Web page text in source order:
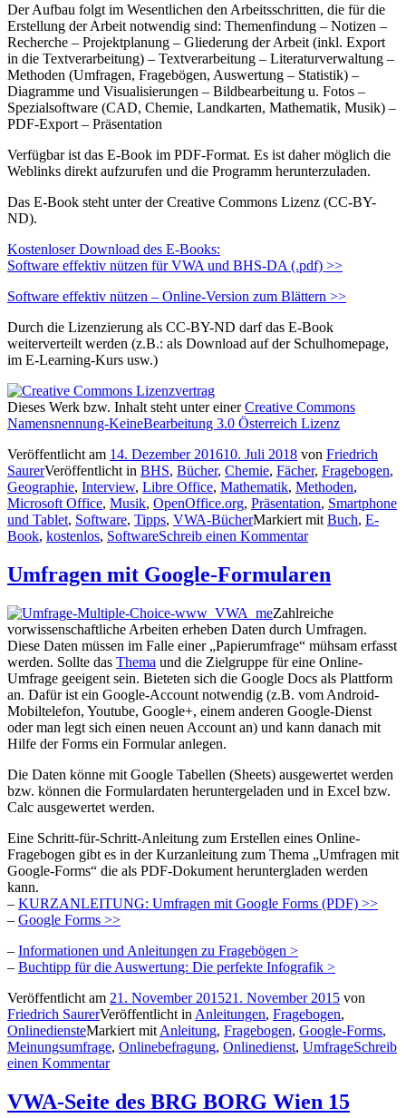
Der Aufbau folgt im Wesentlichen den Arbeitsschritten, die für die
Erstellung der Arbeit notwendig sind: Themenfindung – Notizen –
Recherche – Projektplanung – Gliederung der Arbeit (inkl. Export
in die Textverarbeitung) – Textverarbeitung – Literaturverwaltung –
Methoden (Umfragen, Fragebögen, Auswertung – Statistik) –
Diagramme und Visualisierungen – Bildbearbeitung u. Fotos –
Spezialsoftware (CAD, Chemie, Landkarten, Mathematik, Musik) –
PDF-Export – Präsentation
Verfügbar ist das E-Book im PDF-Format. Es ist daher möglich die
Weblinks direkt aufzurufen und die Programm herunterzuladen.
Das E-Book steht unter der Creative Commons Lizenz (CC-BY-
ND).
Kostenloser Download des E-Books:
Software effektiv nützen für VWA und BHS-DA (.pdf) >>
Software effektiv nützen – Online-Version zum Blättern >>
Durch die Lizenzierung als CC-BY-ND darf das E-Book
weiterverteilt werden (z.B.: als Download auf der Schulhomepage,
im E-Learning-Kurs usw.)
Dieses Werk bzw. Inhalt steht unter einerCreative Commons
Namensnennung-KeineBearbeitung 3.0 Österreich Lizenz
Veröffentlicht am 14. Dezember 201610. Juli 2018 von Friedrich
SaurerVeröffentlicht in BHS, Bücher, Chemie, Fächer, Fragebogen,
Geographie, Interview, Libre Office, Mathematik, Methoden,
Microsoft Office, Musik, OpenOffice.org, Präsentation, Smartphone
und Tablet, Software, Tipps, VWA-BücherMarkiert mit Buch, E-
Book, kostenlos, SoftwareSchreib einen Kommentar
Umfragen mit Google-Formularen
Zahlreiche
vorwissenschaftliche Arbeiten erheben Daten durch Umfragen.
Diese Daten müssen im Falle einer „Papierumfrage“ mühsam erfasst
werden. Sollte das Thema und die Zielgruppe für eine Online-
Umfrage geeigent sein. Bieteten sich die Google Docs als Plattform
an. Dafür ist ein Google-Account notwendig (z.B. vom Android-
Mobiltelefon, Youtube, Google+, einem anderen Google-Dienst
oder man legt sich einen neuen Account an) und kann danach mit
Hilfe der Forms ein Formular anlegen.
Die Daten könne mit Google Tabellen (Sheets) ausgewertet werden
bzw. können die Formulardaten heruntergeladen und in Excel bzw.
Calc ausgewertet werden.
Eine Schritt-für-Schritt-Anleitung zum Erstellen eines Online-
Fragebogen gibt es in der Kurzanleitung zum Thema „Umfragen mit
Google-Forms“ die als PDF-Dokument heruntergladen werden
kann.
– KURZANLEITUNG: Umfragen mit Google Forms (PDF) >>
– Google Forms >>
– Informationen und Anleitungen zu Fragebögen >
– Buchtipp für die Auswertung: Die perfekte Infografik >
Veröffentlicht am 21. November 201521. November 2015 von
Friedrich SaurerVeröffentlicht in Anleitungen, Fragebogen,
OnlinediensteMarkiert mit Anleitung, Fragebogen, Google-Forms,
Meinungsumfrage, Onlinebefragung, Onlinedienst, UmfrageSchreib
einen Kommentar
VWA-Seite des BRG BORG Wien 15